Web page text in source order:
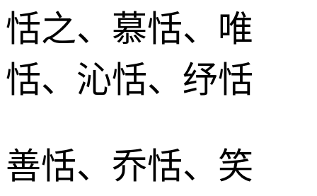
恬之、慕恬、唯
恬、沁恬、纾恬
善恬、乔恬、笑